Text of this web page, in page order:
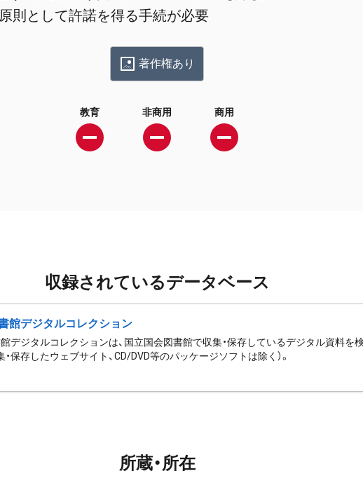
原則として許諾を得る手続が必要
著作権あり
教育 非商用 商用
収録されているデータベース
館デジタルコレクション
デジタルコレクションは、国立国会図書館で収集・保存しているデジタル資料を
・保存したウェブサイト、CD/DVD等のパッケージソフトは除く）。
所蔵・所在